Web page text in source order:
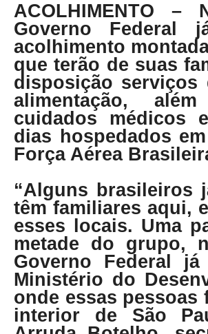
ACOLHIMENTO –
Governo Federal
acolhimento
que terão de suas
disposição serviços
alimentação,
cuidados médicos
dias hospedados
Força Aérea
“Alguns brasileiros
têm familiares aqui,
esses locais. Uma
metade do grupo,
Governo Federal
Ministério do
onde essas
interior de São